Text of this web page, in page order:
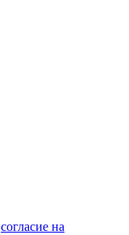
согласие на